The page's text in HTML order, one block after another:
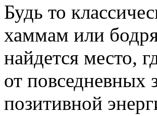
Будь то
хаммам или
найдется место,
от повседневных
позитивной